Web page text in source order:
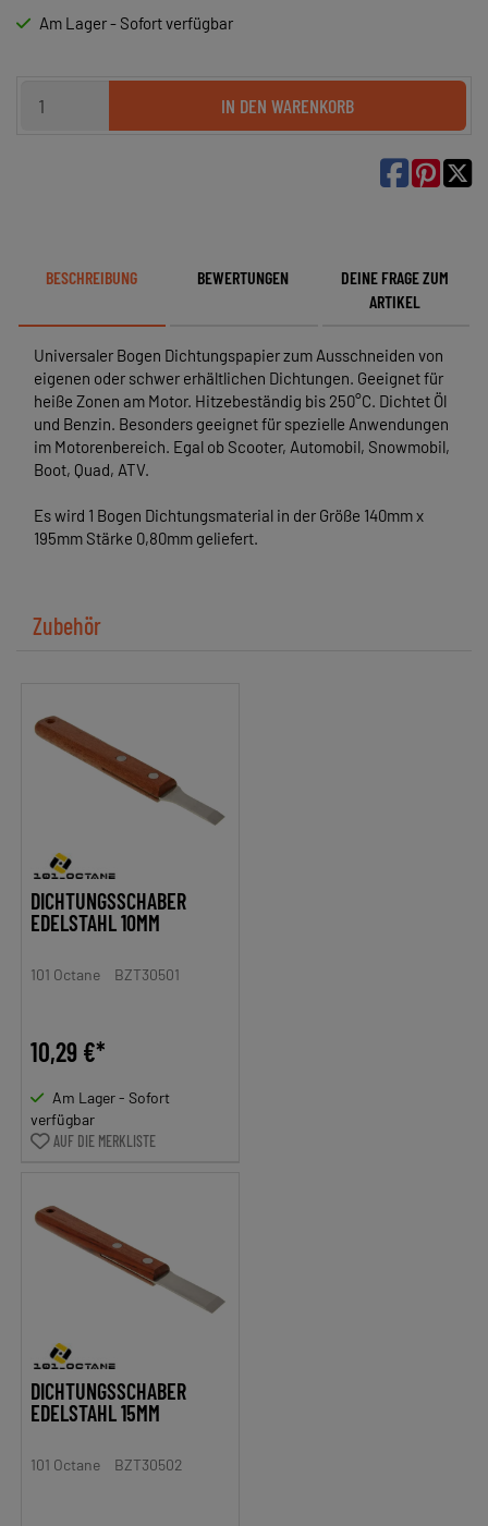
Am Lager - Sofort verfügbar
IN DEN WARENKORB

BESCHREIBUNG BEWERTUNGEN
DEINE FRAGE ZUM
ARTIKEL
Universaler Bogen Dichtungspapier zum Ausschneiden von
eigenen oder schwer erhältlichen Dichtungen. Geeignet für
heiße Zonen am Motor. Hitzebeständig bis 250°C. Dichtet Öl
und Benzin. Besonders geeignet für spezielle Anwendungen
im Motorenbereich. Egal ob Scooter, Automobil, Snowmobil,
Boot, Quad, ATV.
Es wird 1 Bogen Dichtungsmaterial in der Größe 140mm x
195mm Stärke 0,80mm geliefert.
Zubehör
DICHTUNGSSCHABER
EDELSTAHL 10MM
101 Octane BZT30501
10,29 €*
Am Lager - Sofort
verfügbar
AUF DIE MERKLISTE
DICHTUNGSSCHABER
EDELSTAHL 15MM
101 Octane BZT30502